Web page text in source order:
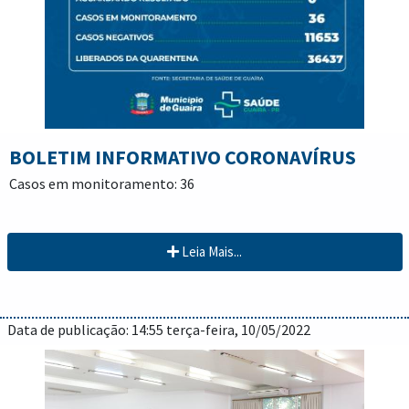
área pode ser o diferencial no currículo que irá permitir a
contratação”, destacou o vereador licenciado e secretário da
pasta, Adriano Richter.
BOLETIM INFORMATIVO CORONAVÍRUS
Casos em monitoramento: 36
Casos confirmados: 7383
Casos ativos: 20
Leia Mais...
Data de publicação: 14:55 terça-feira, 10/05/2022